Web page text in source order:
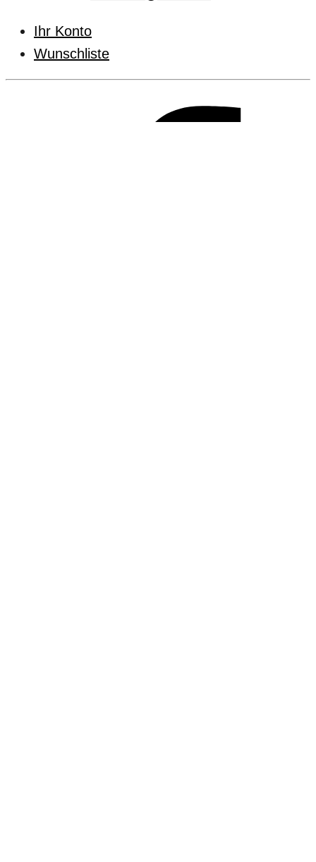
Ihr Konto
Wunschliste